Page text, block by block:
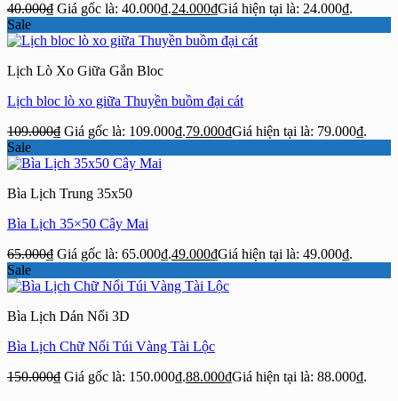
40.000₫ Giá gốc là: 40.000₫.24.000₫Giá hiện tại là: 24.000₫.
Sale
Lịch Lò Xo Giữa Gắn Bloc
Lịch bloc lò xo giữa Thuyền buồm đại cát
109.000₫ Giá gốc là: 109.000₫.79.000₫Giá hiện tại là: 79.000₫.
Sale
Bìa Lịch Trung 35x50
Bìa Lịch 35×50 Cây Mai
65.000₫ Giá gốc là: 65.000₫.49.000₫Giá hiện tại là: 49.000₫.
Sale
Bìa Lịch Dán Nổi 3D
Bìa Lịch Chữ Nổi Túi Vàng Tài Lộc
150.000₫ Giá gốc là: 150.000₫.88.000₫Giá hiện tại là: 88.000₫.